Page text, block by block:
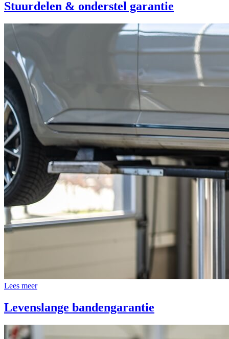
Stuurdelen & onderstel garantie
Lees meer
Levenslange bandengarantie